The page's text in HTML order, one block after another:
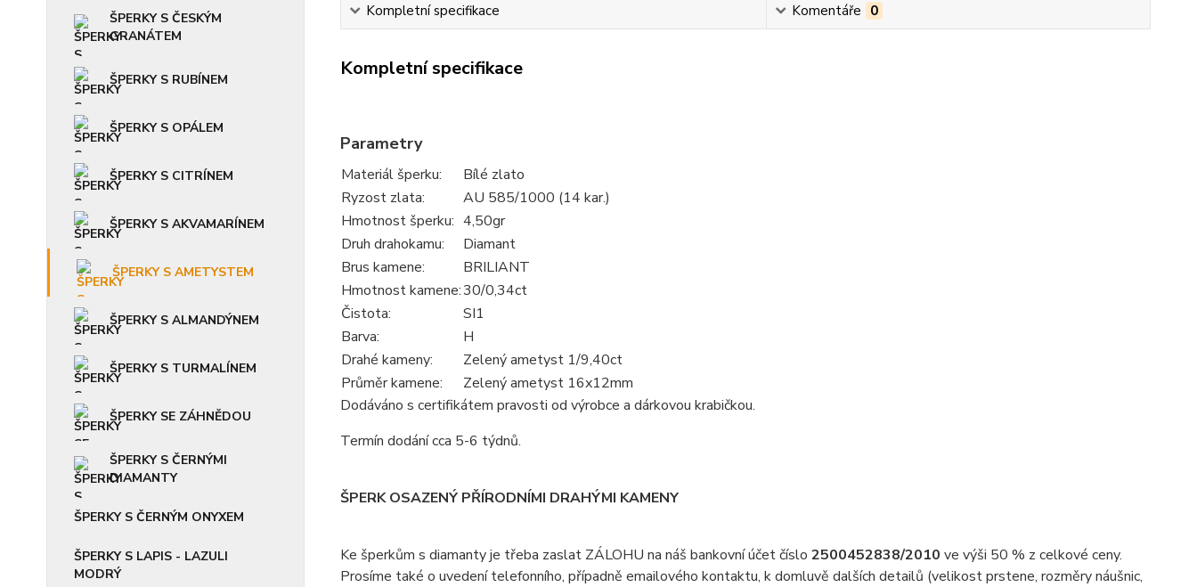
ŠPERKY S ČESKÝM
GRANÁTEM
ŠPERKY S RUBÍNEM
ŠPERKY S OPÁLEM
ŠPERKY S CITRÍNEM
ŠPERKY S AKVAMARÍNEM
ŠPERKY S AMETYSTEM
ŠPERKY S ALMANDÝNEM
ŠPERKY S TURMALÍNEM
ŠPERKY SE ZÁHNĚDOU
ŠPERKY S ČERNÝMI
DIAMANTY
ŠPERKY S ČERNÝM ONYXEM
ŠPERKY S LAPIS - LAZULI
MODRÝ
Kompletní specifikace Komentáře 0
Kompletní specifikace
Parametry
Materiál šperku:
Bílé zlato
Ryzost zlata:
AU 585/1000 (14 kar.)
Hmotnost šperku: 4,50gr
Druh drahokamu:
Diamant
Brus kamene:
BRILIANT
Hmotnost kamene:30/0,34ct
Čistota:
SI1
Barva:
H
Drahé kameny:
Zelený ametyst 1/9,40ct
Průměr kamene:
Zelený ametyst 16x12mm
Dodáváno s certifikátem pravosti od výrobce a dárkovou krabičkou.
Termín dodání cca 5-6 týdnů.
ŠPERK OSAZENÝ PŘÍRODNÍMI DRAHÝMI KAMENY
Ke šperkům s diamanty je třeba zaslat ZÁLOHU na náš bankovní účet číslo 2500452838/2010 ve výši 50 % z celkové ceny.
Prosíme také o uvedení telefonního, případně emailového kontaktu, k domluvě dalších detailů (velikost prstene, rozměry náušnic,